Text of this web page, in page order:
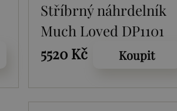
Stříbrný náhrdelník
Much Loved DP1101
5520 Kč
Koupit